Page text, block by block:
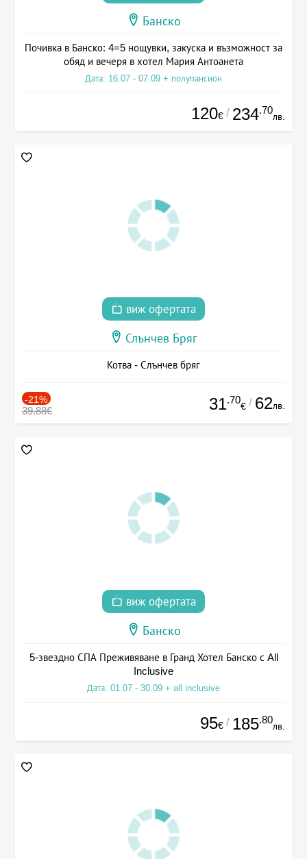
Банско
Почивка в Банско: 4=5 нощувки, закуска и възможност за
обяд и вечеря в хотел Мария Антоанета
Дата: 16.07 - 07.09 + полупансион
120€ / 234.70
лв.
виж офертата
Слънчев Бряг
Котва - Слънчев бряг
-21%
39.88€ 31.70
€ / 62лв.
виж офертата
Банско
5-звездно СПА Преживяване в Гранд Хотел Банско с All
Inclusive
Дата: 01.07 - 30.09 + all inclusive
95€ / 185.80
лв.